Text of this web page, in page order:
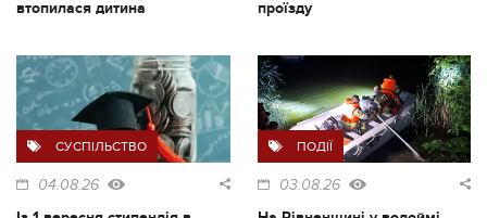
втопилася дитина
проїзду
СУСПІЛЬСТВО
04.08.26
ПОДІЇ
03.08.26